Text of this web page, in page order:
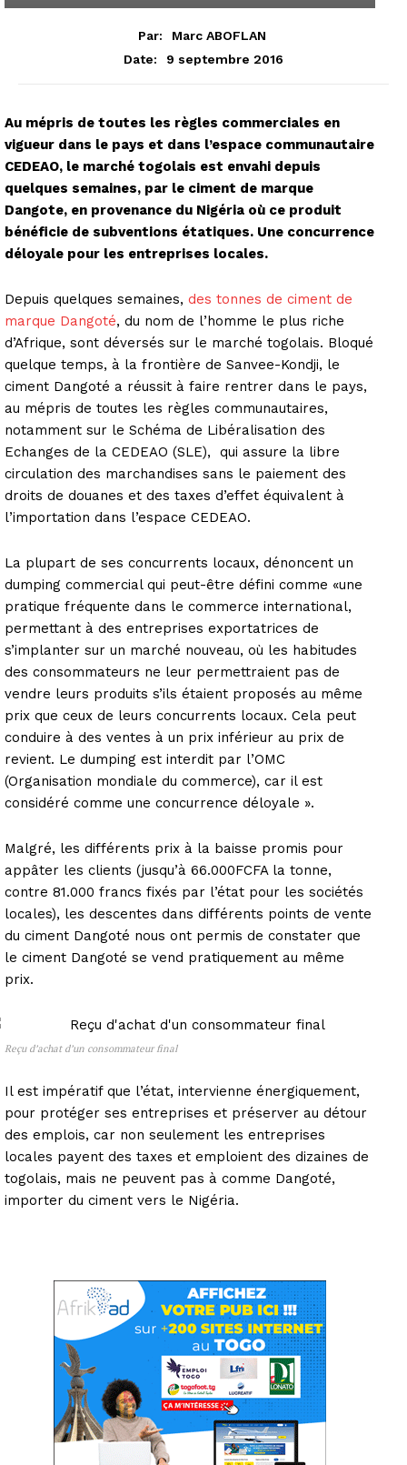
Par:
Marc ABOFLAN
Date:
9 septembre 2016
Au mépris de toutes les règles commerciales en
vigueur dans le pays et dans l’espace communautaire
CEDEAO, le marché togolais est envahi depuis
quelques semaines, par le ciment de marque
Dangote, en provenance du Nigéria où ce produit
bénéficie de subventions étatiques. Une concurrence
déloyale pour les entreprises locales.
Depuis quelques semaines, des tonnes de ciment de
marque Dangoté, du nom de l’homme le plus riche
d’Afrique, sont déversés sur le marché togolais. Bloqué
quelque temps, à la frontière de Sanvee-Kondji, le
ciment Dangoté a réussit à faire rentrer dans le pays,
au mépris de toutes les règles communautaires,
notamment sur le Schéma de Libéralisation des
Echanges de la CEDEAO (SLE), qui assure la libre
circulation des marchandises sans le paiement des
droits de douanes et des taxes d’effet équivalent à
l’importation dans l’espace CEDEAO.
La plupart de ses concurrents locaux, dénoncent un
dumping commercial qui peut-être défini comme «une
pratique fréquente dans le commerce international,
permettant à des entreprises exportatrices de
s’implanter sur un marché nouveau, où les habitudes
des consommateurs ne leur permettraient pas de
vendre leurs produits s’ils étaient proposés au même
prix que ceux de leurs concurrents locaux. Cela peut
conduire à des ventes à un prix inférieur au prix de
revient. Le dumping est interdit par l’OMC
(Organisation mondiale du commerce), car il est
considéré comme une concurrence déloyale ».
Malgré, les différents prix à la baisse promis pour
appâter les clients (jusqu’à 66.000FCFA la tonne,
contre 81.000 francs fixés par l’état pour les sociétés
locales), les descentes dans différents points de vente
du ciment Dangoté nous ont permis de constater que
le ciment Dangoté se vend pratiquement au même
prix.
Reçu d’achat d’un consommateur final
Il est impératif que l’état, intervienne énergiquement,
pour protéger ses entreprises et préserver au détour
des emplois, car non seulement les entreprises
locales payent des taxes et emploient des dizaines de
togolais, mais ne peuvent pas à comme Dangoté,
importer du ciment vers le Nigéria.